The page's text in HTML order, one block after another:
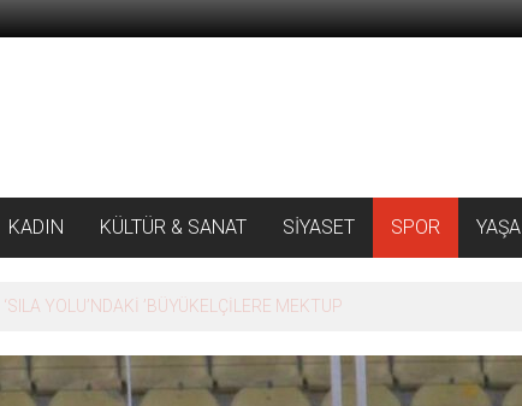
KADIN KÜLTÜR & SANAT SİYASET SPOR
YOLU’NDAKİ ’BÜYÜKELÇİLERE MEKTUP